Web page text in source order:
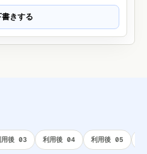
きする
用後 03 利用後 04 利用後 05